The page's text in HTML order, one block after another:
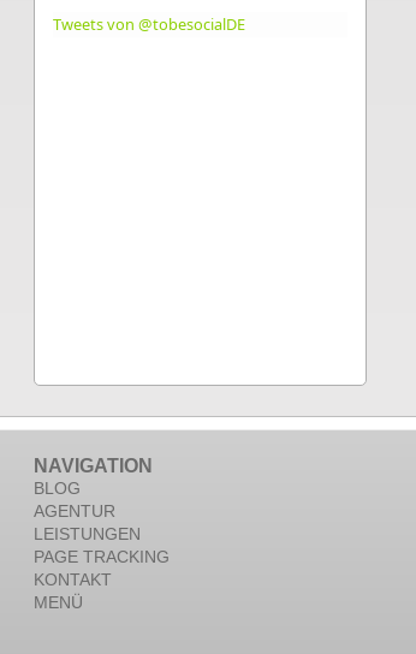
Tweets von @tobesocialDE
NAVIGATION
BLOG
AGENTUR
LEISTUNGEN
PAGE TRACKING
KONTAKT
MENÜ